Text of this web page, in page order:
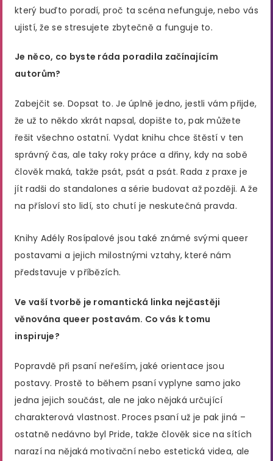
který buďto poradí, proč ta scéna nefunguje, nebo vás
ujistí, že se stresujete zbytečně a funguje to.
Je něco, co byste ráda poradila začínajícím
autorům?
Zabejčit se. Dopsat to. Je úplně jedno, jestli vám přijde,
že už to někdo xkrát napsal, dopište to, pak můžete
řešit všechno ostatní. Vydat knihu chce štěstí v ten
správný čas, ale taky roky práce a dřiny, kdy na sobě
člověk maká, takže psát, psát a psát. Rada z praxe je
jít radši do standalones a série budovat až později. A že
na přísloví sto lidí, sto chutí je neskutečná pravda.
Knihy Adély Rosípalové jsou také známé svými queer
postavami a jejich milostnými vztahy, které nám
představuje v příbězích.
Ve vaší tvorbě je romantická linka nejčastěji
věnována queer postavám. Co vás k tomu
inspiruje?
Popravdě při psaní neřeším, jaké orientace jsou
postavy. Prostě to během psaní vyplyne samo jako
jedna jejich součást, ale ne jako nějaká určující
charakterová vlastnost. Proces psaní už je pak jiná –
ostatně nedávno byl Pride, takže člověk sice na sítích
narazí na nějaká motivační nebo estetická videa, ale